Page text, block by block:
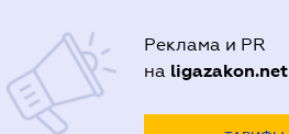
Реклама и PR
на ligazakon.net